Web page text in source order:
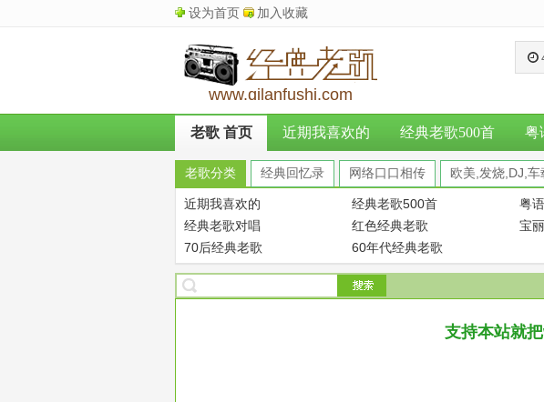
设为首页 加入收藏
www.qilanfushi.com
老歌 首页 近期我喜欢的 经典老歌500首 粤
老歌分类 经典回忆录 网络口口相传 欧美,发烧,DJ,车
近期我喜欢的 经典老歌500首 粤
经典老歌对唱
红色经典老歌 宝
70后经典老歌
60年代经典老歌
支持本站就